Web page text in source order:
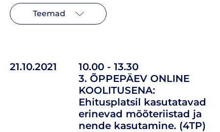
Teemad
21.10.2021
10.00 - 13.30
3. ÕPPEPÄEV ONLINE
KOOLITUSENA:
Ehitusplatsil kasutatavad
erinevad mõõteriistad ja
nende kasutamine. (4TP)